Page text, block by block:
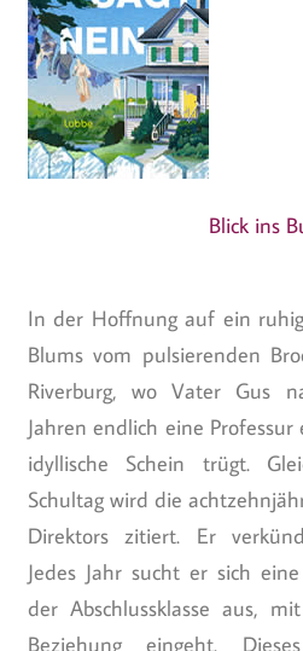
Blick ins
In der Hoffnung auf ein
Blums vom pulsierenden
Riverburg, wo Vater Gus
Jahren endlich eine
idyllische Schein trügt.
Schultag wird die
Direktors zitiert. Er
Jedes Jahr sucht er sich
der Abschlussklasse aus,
Beziehung eingeht.